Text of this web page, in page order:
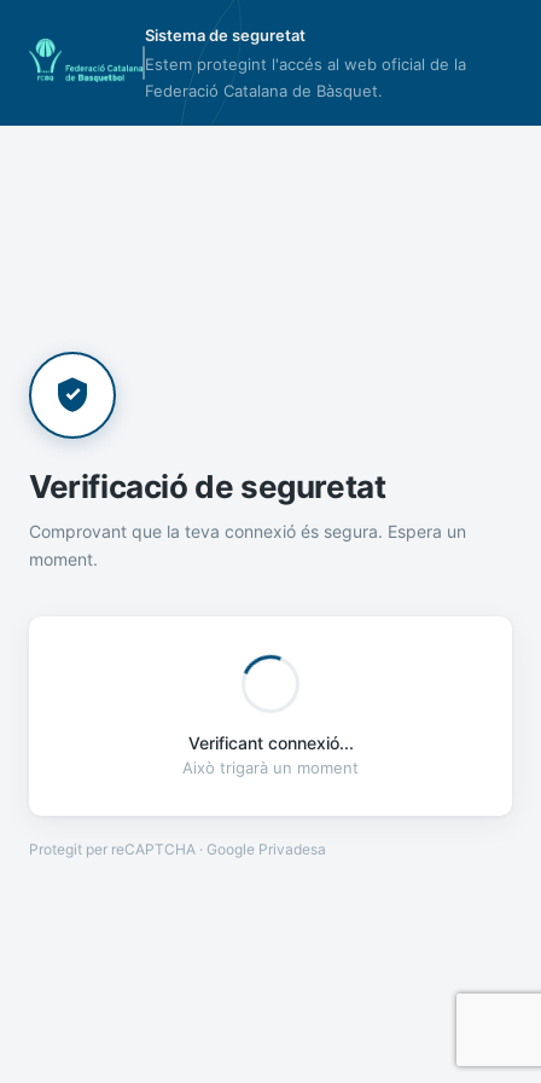
Sistema de seguretat
Estem protegint l'accés al web oficial de la
Federació Catalana de Bàsquet.
Verificació de seguretat
Comprovant que la teva connexió és segura. Espera un
moment.
Verificant connexió...
Això trigarà un moment
Protegit per reCAPTCHA · Google Privadesa